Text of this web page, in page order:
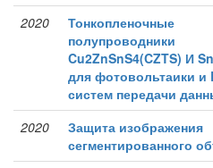
2020
Тонкопленочные
полупроводники
Cu2ZnSnS4(CZTS) И
для фотовольтаики и
систем передачи
2020
Защита изображения
сегментированного